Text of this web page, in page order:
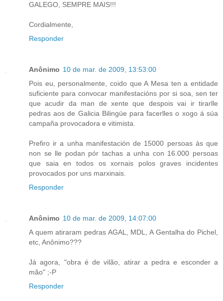
GALEGO, SEMPRE MAIS!!!
Cordialmente,
Responder
Anônimo 10 de mar. de 2009, 13:53:00
Pois eu, personalmente, coido que A Mesa ten a entidade
suficiente para convocar manifestacións por si soa, sen ter
que acudir da man de xente que despois vai ir tirarlle
pedras aos de Galicia Bilingüe para facerlles o xogo á súa
campaña provocadora e vitimista.
Prefiro ir a unha manifestación de 15000 persoas ás que
non se lle podan pór tachas a unha con 16.000 persoas
que saia en todos os xornais polos graves incidentes
provocados por uns marxinais.
Responder
Anônimo 10 de mar. de 2009, 14:07:00
A quem atiraram pedras AGAL, MDL, A Gentalha do Pichel,
etc, Anônimo???
Já agora, "obra é de vilão, atirar a pedra e esconder a
mão" ;-P
Responder